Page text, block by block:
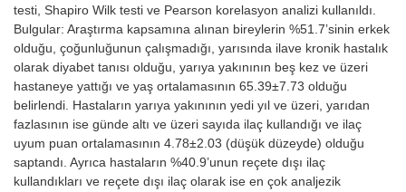
testi, Shapiro Wilk testi ve Pearson korelasyon analizi kullanıldı.
Bulgular: Araştırma kapsamına alınan bireylerin %51.7’sinin erkek
olduğu, çoğunluğunun çalışmadığı, yarısında ilave kronik hastalık
olarak diyabet tanısı olduğu, yarıya yakınının beş kez ve üzeri
hastaneye yattığı ve yaş ortalamasının 65.39±7.73 olduğu
belirlendi. Hastaların yarıya yakınının yedi yıl ve üzeri, yarıdan
fazlasının ise günde altı ve üzeri sayıda ilaç kullandığı ve ilaç
uyum puan ortalamasının 4.78±2.03 (düşük düzeyde) olduğu
saptandı. Ayrıca hastaların %40.9’unun reçete dışı ilaç
kullandıkları ve reçete dışı ilaç olarak ise en çok analjezik